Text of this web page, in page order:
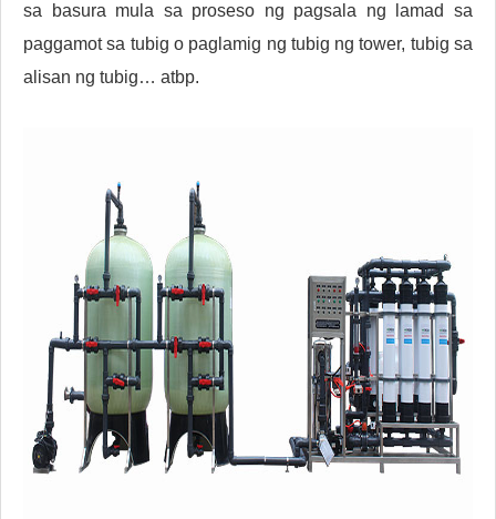
sa basura mula sa proseso ng pagsala ng lamad sa
paggamot sa tubig o paglamig ng tubig ng tower, tubig sa
alisan ng tubig… atbp.